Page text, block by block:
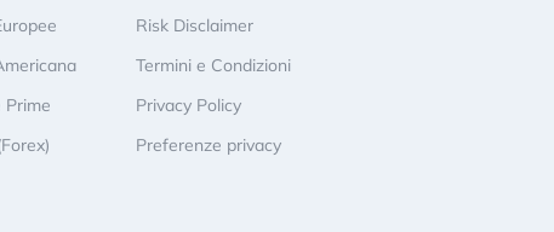
Prime
Risk Disclaimer
Termini e Condizioni
Privacy Policy
Preferenze privacy